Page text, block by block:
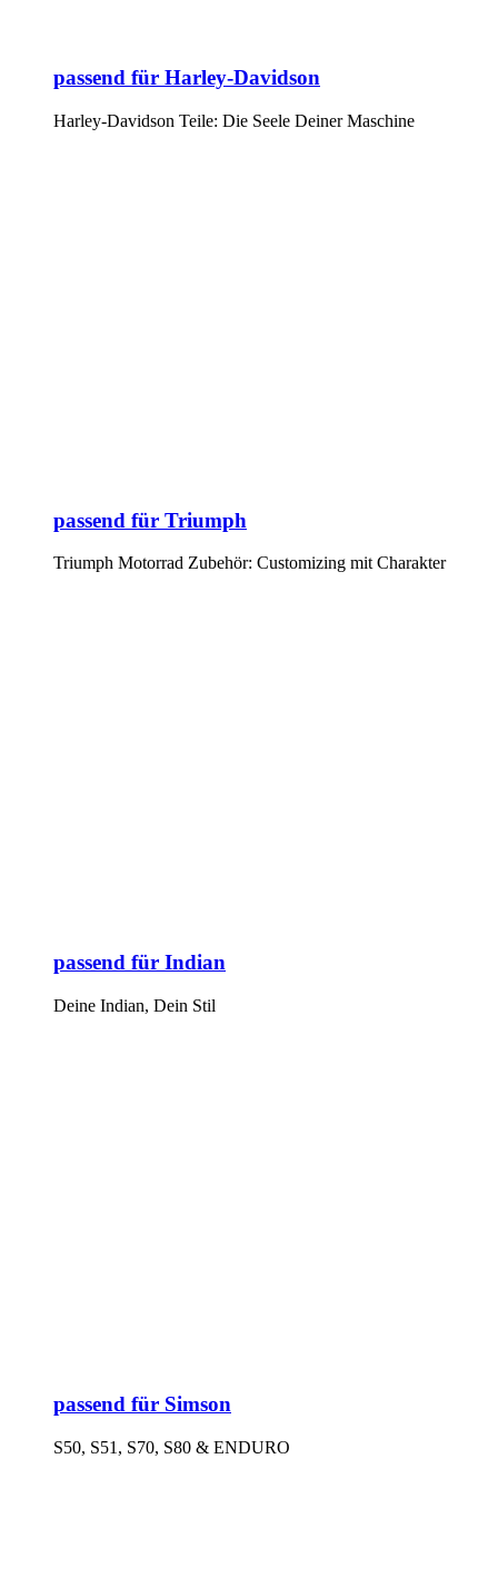
passend für Harley-Davidson
Harley-Davidson Teile: Die Seele Deiner Maschine
passend für Triumph
Triumph Motorrad Zubehör: Customizing mit Charakter
passend für Indian
Deine Indian, Dein Stil
passend für Simson
S50, S51, S70, S80 & ENDURO